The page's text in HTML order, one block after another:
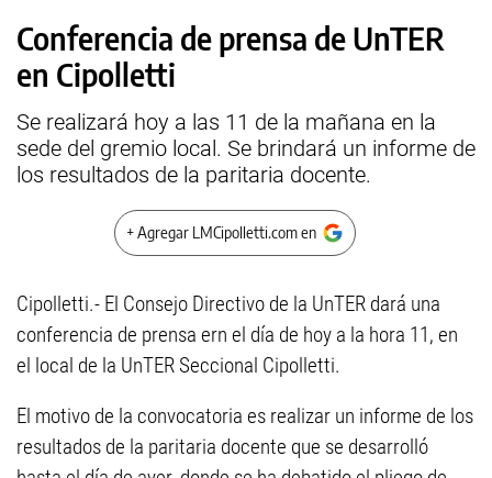
Conferencia de prensa de UnTER
en Cipolletti
Se realizará hoy a las 11 de la mañana en la
sede del gremio local. Se brindará un informe de
los resultados de la paritaria docente.
+ Agregar LMCipolletti.com en
Cipolletti.- El Consejo Directivo de la UnTER dará una
conferencia de prensa ern el día de hoy a la hora 11, en
el local de la UnTER Seccional Cipolletti.
El motivo de la convocatoria es realizar un informe de los
resultados de la paritaria docente que se desarrolló